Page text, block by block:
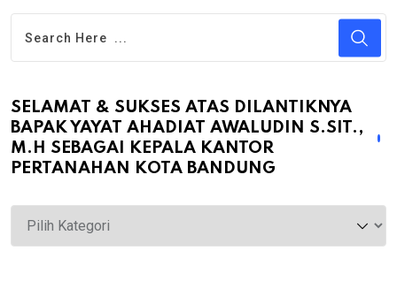
SELAMAT & SUKSES ATAS DILANTIKNYA
BAPAK YAYAT AHADIAT AWALUDIN S.SIT.,
M.H SEBAGAI KEPALA KANTOR
PERTANAHAN KOTA BANDUNG
Selamat
&